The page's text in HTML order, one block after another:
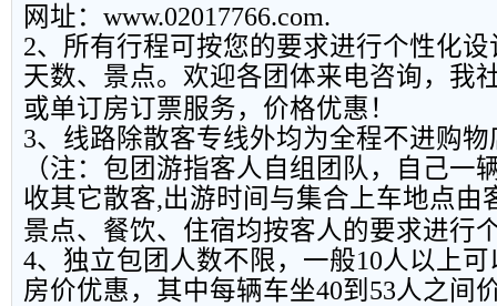
网址： www.02017766.com.
2、所有行程可按您的要求进行个性化
天数、景点。欢迎各团体来电咨询，我
或单订房订票服务，价格优惠！
3、线路除散客专线外均为全程不进购
（注：包团游指客人自组团队，自己一
收其它散客,出游时间与集合上车地点由
景点、餐饮、住宿均按客人的要求进行
4、独立包团人数不限，一般10人以上
房价优惠，其中每辆车坐40到 53人之间